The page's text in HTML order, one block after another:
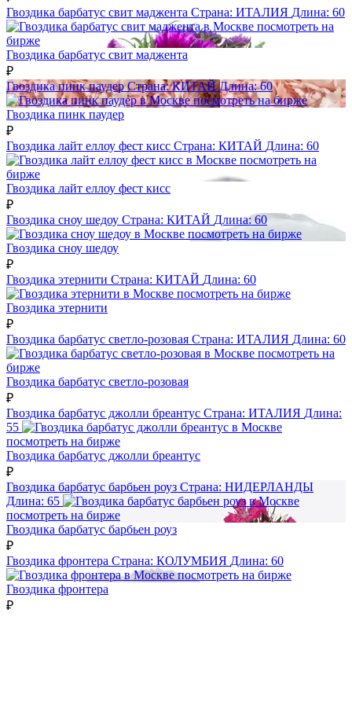
Гвоздика барбатус свит маджента Страна: ИТАЛИЯ Длина: 60
посмотреть на
бирже
Гвоздика барбатус свит маджента
₽
Гвоздика пинк паудерСтрана:КИТАЙ Длина:60
посмотреть на бирже
Гвоздика пинк паудер
₽
Гвоздика лайт еллоу фест кисс Страна: КИТАЙ Длина: 60
посмотреть на
бирже
Гвоздика лайт еллоу фест кисс
₽
Гвоздика сноу шедоу Страна: КИТАЙ Длина: 60
посмотреть на бирже
Гвоздика сноу шедоу
₽
Гвоздика этернити Страна: КИТАЙ Длина: 60
посмотреть на бирже
Гвоздика этернити
₽
Гвоздика барбатус светло-розовая Страна: ИТАЛИЯ Длина: 60
посмотреть на
бирже
Гвоздика барбатус светло-розовая
₽
Гвоздика барбатус джолли бреантус Страна: ИТАЛИЯ Длина:
55
посмотреть на бирже
Гвоздика барбатус джолли бреантус
₽
Гвоздика барбатус барбьен роуз Страна: НИДЕРЛАНДЫ
Длина: 65
посмотреть на бирже
Гвоздика барбатус барбьен роуз
₽
Гвоздика фронтера Страна: КОЛУМБИЯ Длина: 60
посмотреть на бирже
Гвоздика фронтера
₽